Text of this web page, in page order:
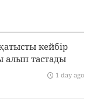
7 hours ago
Палестина
кейбір
алып тастады
1 day ago